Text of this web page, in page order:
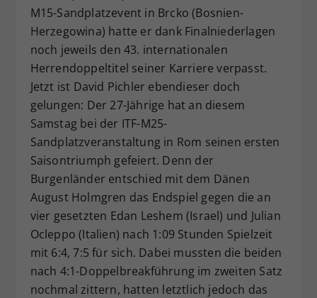
M15-Sandplatzevent in Brcko (Bosnien-
Herzegowina) hatte er dank Finalniederlagen
noch jeweils den 43. internationalen
Herrendoppeltitel seiner Karriere verpasst.
Jetzt ist David Pichler ebendieser doch
gelungen: Der 27-Jährige hat an diesem
Samstag bei der ITF-M25-
Sandplatzveranstaltung in Rom seinen ersten
Saisontriumph gefeiert. Denn der
Burgenländer entschied mit dem Dänen
August Holmgren das Endspiel gegen die an
vier gesetzten Edan Leshem (Israel) und Julian
Ocleppo (Italien) nach 1:09 Stunden Spielzeit
mit 6:4, 7:5 für sich. Dabei mussten die beiden
nach 4:1-Doppelbreakführung im zweiten Satz
nochmal zittern, hatten letztlich jedoch das
Zweck
Dieser Wert speichert Ihre Consent-
Einstellungen. Unter anderem eine
zufällig generierte ID, für die
historische Speicherung Ihrer
vorgenommen Einstellungen, falls der
Webseiten-Betreiber dies eingestellt
hat.